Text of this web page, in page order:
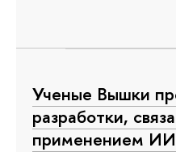
Ученые Вышки
разработки,
применением